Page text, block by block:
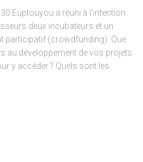
Euptouyou a réuni à l’intention
deux incubateurs et un
participatif (crowdfunding). Que
au développement de vos projets
y accéder ? Quels sont les